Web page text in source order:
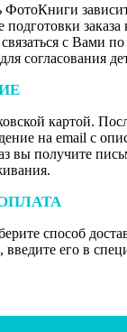
ФотоКниги
подготовки
с Вами
согласования
картой.
на email с
вы получите
способ
введите его в